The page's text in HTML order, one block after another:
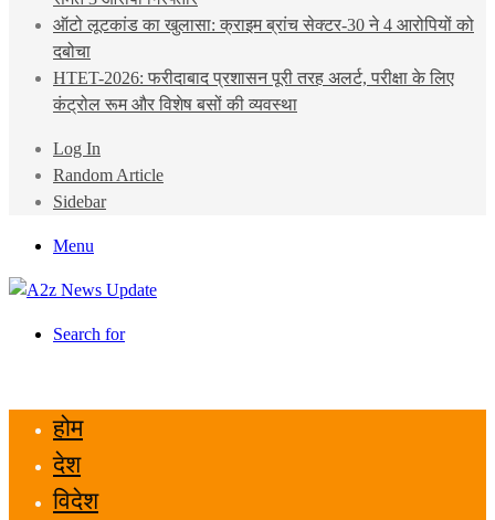
ऑटो लूटकांड का खुलासा: क्राइम ब्रांच सेक्टर-30 ने 4 आरोपियों को
दबोचा
HTET-2026: फरीदाबाद प्रशासन पूरी तरह अलर्ट, परीक्षा के लिए
कंट्रोल रूम और विशेष बसों की व्यवस्था
Log In
Random Article
Sidebar
Menu
Search for
होम
देश
विदेश